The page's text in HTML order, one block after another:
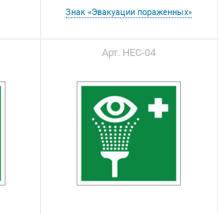
Знак «Эвакуации пораженных»
Арт. НЕС-04